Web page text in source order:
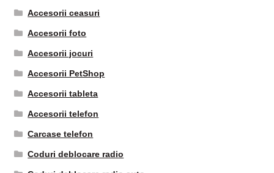
Accesorii ceasuri
Accesorii foto
Accesorii jocuri
Accesorii PetShop
Accesorii tableta
Accesorii telefon
Carcase telefon
Coduri deblocare radio